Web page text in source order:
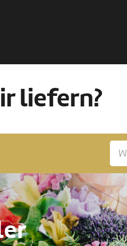
liefern?